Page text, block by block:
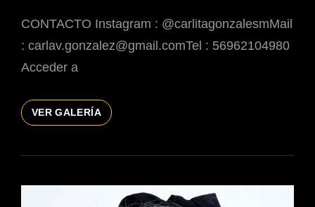
CONTACTO Instagram : @carlitagonzalesmMail
: carlav.gonzalez@gmail.comTel : 56962104980
Acceder a
VER GALERÍACARLA
GONZALES
40